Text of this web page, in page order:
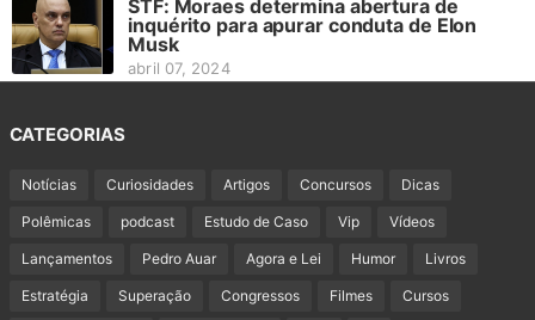
STF: Moraes determina abertura de
inquérito para apurar conduta de Elon
Musk
abril 07, 2024
CATEGORIAS
Notícias Curiosidades Artigos Concursos Dicas
Polêmicas podcast Estudo de Caso Vip Vídeos
Lançamentos Pedro Auar Agora e Lei Humor Livros
Estratégia Superação Congressos Filmes Cursos